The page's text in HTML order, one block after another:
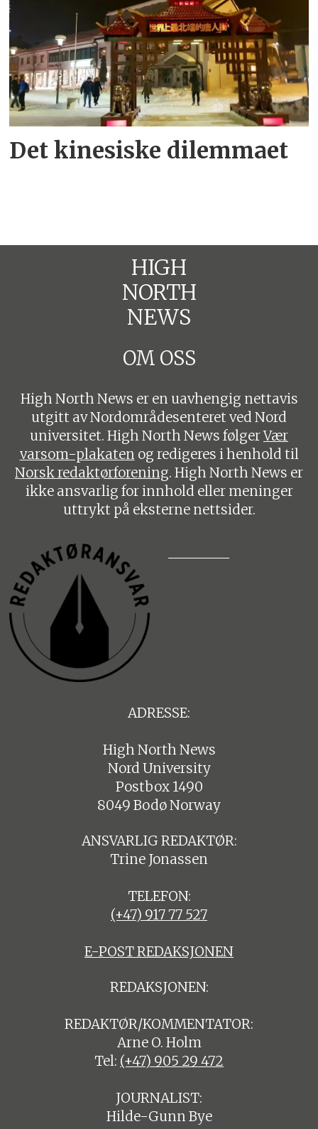
Det kinesiske dilemmaet
HIGH
NORTH
NEWS
OM OSS
High North News er en uavhengig nettavis
utgitt av Nordområdesenteret ved Nord
universitet. High North News følgerVær
varsom-plakaten og redigeres i henhold til
Norsk redaktørforening. High North News er
ikke ansvarlig for innhold eller meninger
uttrykt på eksterne nettsider.
ADRESSE:
High North News
Nord University
Postbox 1490
8049 Bodø Norway
ANSVARLIG REDAKTØR:
Trine Jonassen
TELEFON:
(+47) 917 77 527
E-POST REDAKSJONEN
REDAKSJONEN:
REDAKTØR/KOMMENTATOR:
Arne O. Holm
Tel: (+47) 905 29 472
JOURNALIST:
Hilde-Gunn Bye